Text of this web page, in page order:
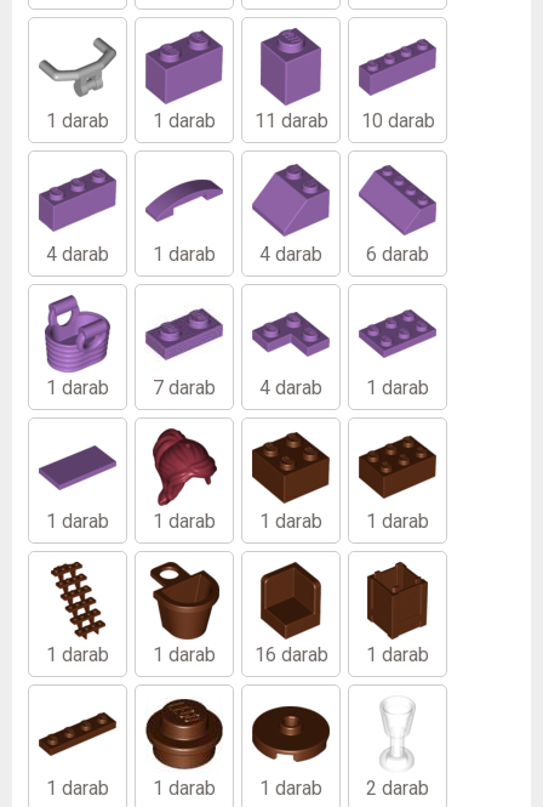
1 darab 1 darab 11 darab 10 darab
4 darab 1 darab 4 darab 6 darab
1 darab 7 darab 4 darab 1 darab
1 darab 1 darab 1 darab 1 darab
1 darab 1 darab 16 darab 1 darab
1 darab 1 darab 1 darab 2 darab